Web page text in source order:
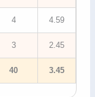
4 4.59
3 2.45
40 3.45